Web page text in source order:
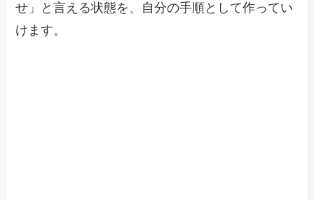
せ」と言える状態を、自分の手順として作ってい
けます。